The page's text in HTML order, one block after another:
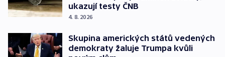
ukazují testy ČNB
4. 8. 2026
Skupina amerických států vedených
demokraty žaluje Trumpa kvůli